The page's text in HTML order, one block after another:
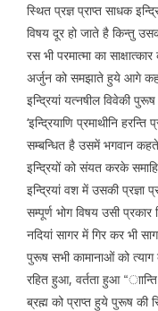
स्थित प्रज्ञ प्राप्त साधक
विषय दूर हो जाते है किन्तु
रस भी परमात्मा का
अर्जुन को समझाते हुये आगे
इन्द्रियां यत्नषील विवेकी
‘इन्द्रियाणि प्रमाथीनि
सम्बन्धित है उसमें भगवान
इन्द्रियों को संयत करके
इन्द्रियां वश में उसकी प्रज्ञा
सम्पूर्ण भोग विषय उसी
नदियां सागर में गिर कर भी
पुरूष सभी कामानाओं को
रहित हुआ, वर्तता हुआ “ाान्ति
ब्रह्म को प्राप्त हुये पुरूष की